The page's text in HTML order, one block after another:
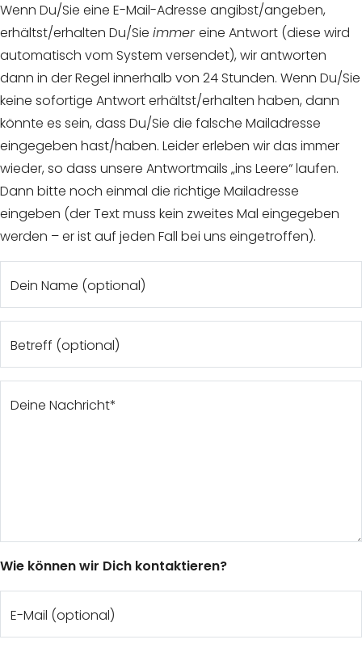
Wenn Du/Sie eine E-Mail-Adresse angibst/angeben,
erhältst/erhalten Du/Sie immer eine Antwort (diese wird
automatisch vom System versendet), wir antworten
dann in der Regel innerhalb von 24 Stunden. Wenn Du/Sie
keine sofortige Antwort erhältst/erhalten haben, dann
könnte es sein, dass Du/Sie die falsche Mailadresse
eingegeben hast/haben. Leider erleben wir das immer
wieder, so dass unsere Antwortmails „ins Leere“ laufen.
Dann bitte noch einmal die richtige Mailadresse
eingeben (der Text muss kein zweites Mal eingegeben
werden – er ist auf jeden Fall bei uns eingetroffen).
Dein Name (optional)
Betreff (optional)
Deine Nachricht*
Wie können wir Dich kontaktieren?
E-Mail (optional)